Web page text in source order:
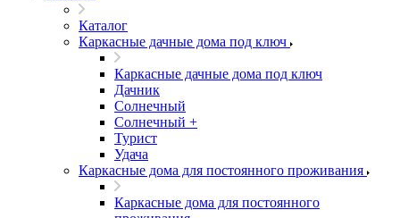
Каталог
Каркасные дачные дома под ключ
Каркасные дачные дома под ключ
Дачник
Солнечный
Солнечный +
Турист
Удача
Каркасные дома для постоянного проживания
Каркасные дома для постоянного